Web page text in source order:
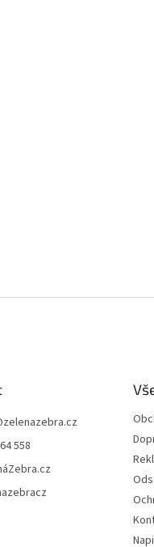
zelenazebra.cz
558